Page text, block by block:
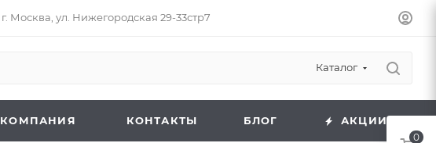
г. Москва, ул. Нижегородская 29-33стр7
Каталог
КОМПАНИЯ КОНТАКТЫ БЛОГ АКЦИИ
0